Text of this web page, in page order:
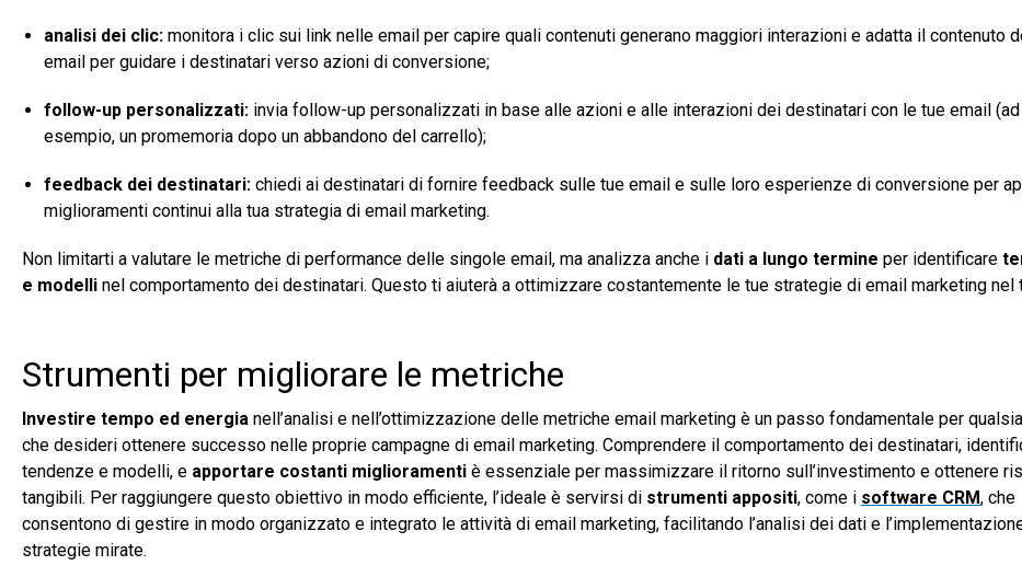
analisi dei clic: monitora i clic sui link nelle email per capire quali contenuti generano maggiori interazioni e adatta il contenuto
email per guidare i destinatari verso azioni di conversione;
follow-up personalizzati: invia follow-up personalizzati in base alle azioni e alle interazioni dei destinatari con le tue email (ad
esempio, un promemoria dopo un abbandono del carrello);
feedback dei destinatari: chiedi ai destinatari di fornire feedback sulle tue email e sulle loro esperienze di conversione per
miglioramenti continui alla tua strategia di email marketing.
Non limitarti a valutare le metriche di performance delle singole email, ma analizza anche i dati a lungo termine per identificare
e modelli nel comportamento dei destinatari. Questo ti aiuterà a ottimizzare costantemente le tue strategie di email marketing nel
Strumenti per migliorare le metriche
Investire tempo ed energia nell’analisi e nell’ottimizzazione delle metriche email marketing è un passo fondamentale per
che desideri ottenere successo nelle proprie campagne di email marketing. Comprendere il comportamento dei destinatari,
tendenze e modelli, e apportare costanti miglioramenti è essenziale per massimizzare il ritorno sull’investimento e ottenere
tangibili. Per raggiungere questo obiettivo in modo efficiente, l’ideale è servirsi di strumenti appositi, come i software CRM, che
consentono di gestire in modo organizzato e integrato le attività di email marketing, facilitando l’analisi dei dati e
strategie mirate.